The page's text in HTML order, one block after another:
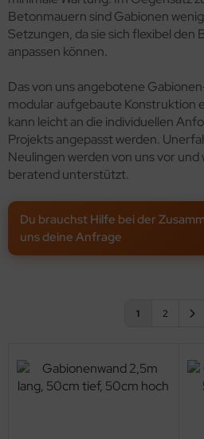
Betonmauern sind Gabionen
Setzungen, da sie sich flexibel den
anpassen können.
Das von uns angebotene
modular aufgebaute Konstruktion
kann leicht an die individuellen
Projekts angepasst werden.
Neulingen werden von uns vor und
beratend unterstützt.
Du brauchst Hilfe bei der
uns deine Anfrage
1 2